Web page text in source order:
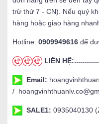
trừ thứ 7 - CN). Nếu quý
hàng hoặc giao hàng
Hotline: 0909949616 để
LIÊN HỆ:.............
Email:
/
SALE1: 0935040130